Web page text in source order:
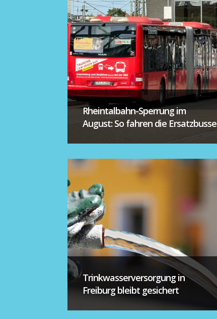
Rheintalbahn-Sperrung im
August: So fahren die Ersatzbusse
Trinkwasserversorgung in
Freiburg bleibt gesichert